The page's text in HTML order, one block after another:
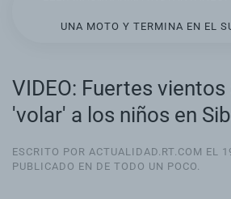
UNA MOTO Y TERMINA EN EL
VIDEO: Fuertes
'volar' a los niños en
ESCRITO POR ACTUALIDAD.RT.COM EL
PUBLICADO EN DE TODO UN POCO.